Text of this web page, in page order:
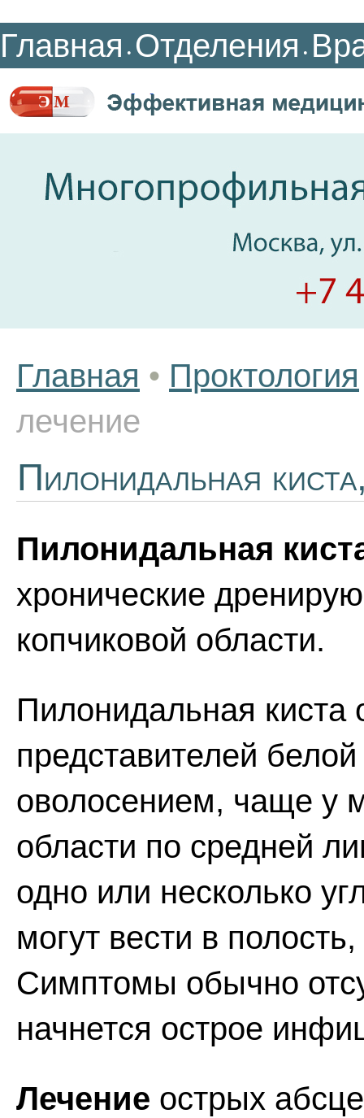
Главная • Отделения •
Главная • Проктология
лечение
Пилонидальная
Пилонидальная
хронические
копчиковой области.
Пилонидальная киста
представителей
оволосением, чаще у
области по средней
одно или несколько
могут вести в
Симптомы обычно
начнется острое
Лечение острых